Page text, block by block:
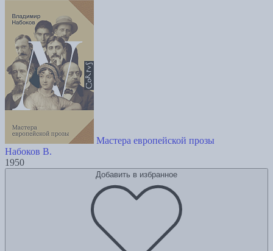
Мастера европейской прозы
Набоков В.
1950
Добавить в избранное